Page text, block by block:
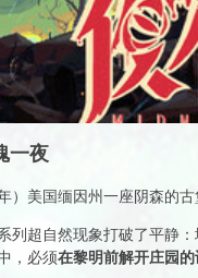
一夜
）美国缅因州一座阴森的
列超自然现象打破了平静
，必须在黎明前解开庄园